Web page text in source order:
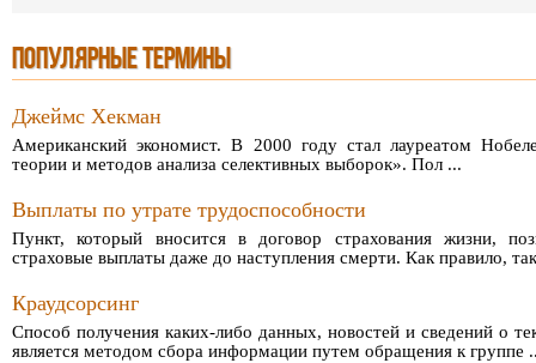
ПОПУЛЯРНЫЕ ТЕРМИНЫ
Джеймс Хекман
Американский экономист. В 2000 году стал лауреатом
теории и методов анализа селективных выборок». Пол ...
Выплаты по утрате трудоспособности
Пункт, который вносится в договор страхования жизни,
страховые выплаты даже до наступления смерти. Как правило,
Краудсорсинг
Способ получения каких-либо данных, новостей и сведений о
является методом сбора информации путем обращения к группе